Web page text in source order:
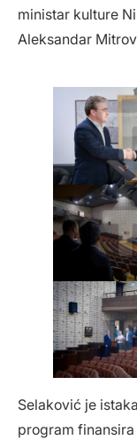
ministar kulture
Aleksandar
Selaković je
program